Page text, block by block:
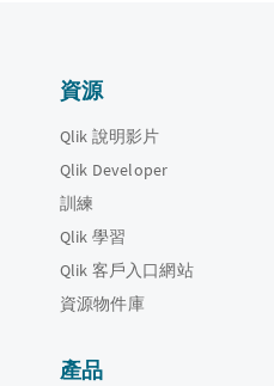
資源
Qlik 說明影片
Qlik Developer
訓練
Qlik 學習
Qlik 客戶入口網站
資源物件庫
產品